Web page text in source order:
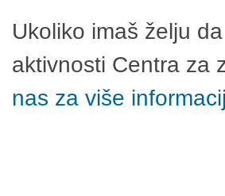
Ukoliko imaš želju
aktivnosti Centra za
nas za više